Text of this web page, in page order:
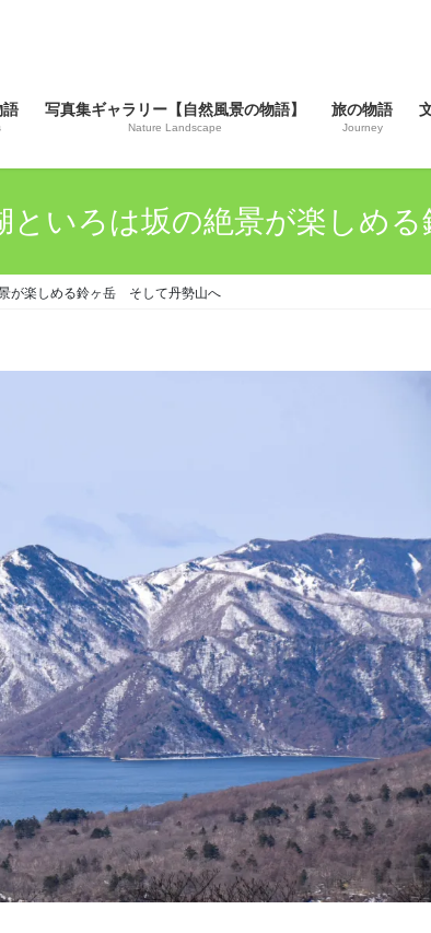
語 写真集ギャラリー【自然風景の物語】
Nature Landscape
旅の物語
Journey
といろは坂の絶景が楽しめ
が楽しめる鈴ヶ岳 そして丹勢山へ